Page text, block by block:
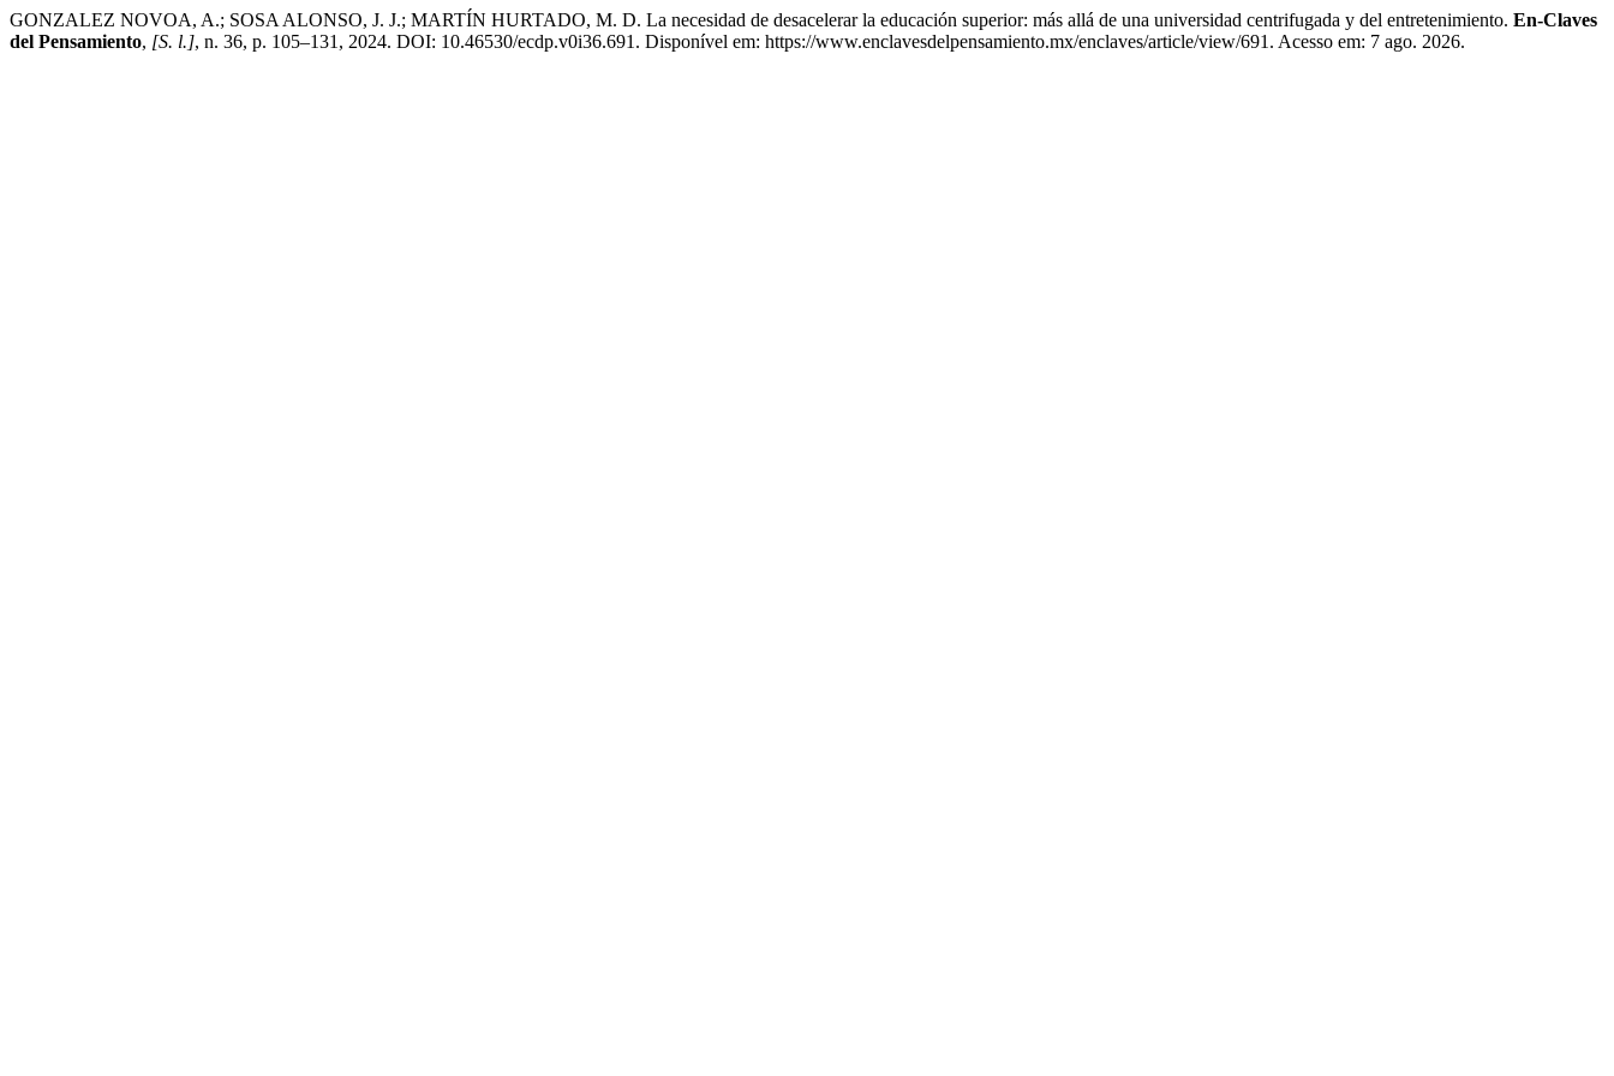
GONZALEZ NOVOA, A.; SOSA ALONSO, J. J.; MARTÍN HURTADO, M. D. La necesidad de desacelerar la educación superior: más allá de una universidad centrifugada y del entretenimiento. En-Claves
del Pensamiento, [S. l.], n. 36, p. 105–131, 2024. DOI: 10.46530/ecdp.v0i36.691. Disponível em: https://www.enclavesdelpensamiento.mx/enclaves/article/view/691. Acesso em: 7 ago. 2026.